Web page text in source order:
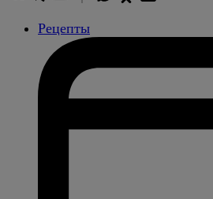
Рецепты